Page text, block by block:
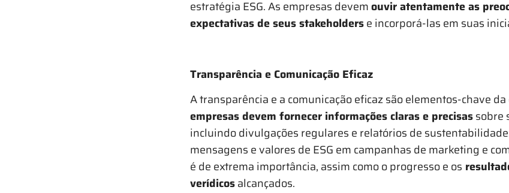
estratégia ESG. As empresas devemouvir atentamente as
expectativas de seus stakeholderse incorporá-las em suas
Transparência e Comunicação Eficaz
A transparência e a comunicação eficaz são elementos-chave da
empresas devem fornecer informações claras e precisassobre
incluindo divulgações regulares e relatórios de
mensagens e valores de ESG em campanhas de marketing e
é de extrema importância, assim como o progresso e os
verídicosalcançados.